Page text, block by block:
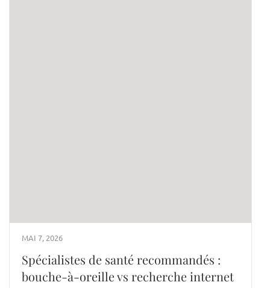
MAI 7, 2026
Spécialistes de santé recommandés :
bouche-à-oreille vs recherche internet